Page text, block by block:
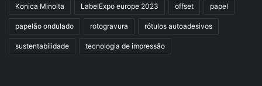
Konica Minolta LabelExpo europe 2023 offset papel
papelão ondulado rotogravura rótulos autoadesivos
sustentabilidade tecnologia de impressão